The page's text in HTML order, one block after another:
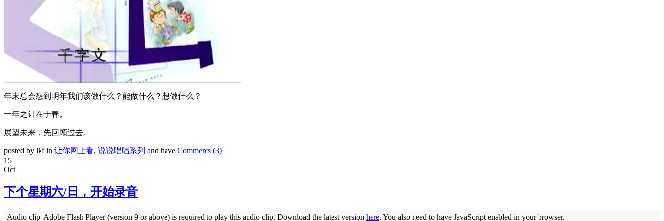
年末总会想到明年我们该做什么？能做什么？想做什么？
一年之计在于春。
展望未来，先回顾过去。
posted by lkf in 让你网上看, 说说唱唱系列 and have Comments (3)
15
Oct
下个星期六/日，开始录音
Audio clip: Adobe Flash Player (version 9 or above) is required to play this audio clip. Download the latest version here. You also need to have JavaScript enabled in your browser.